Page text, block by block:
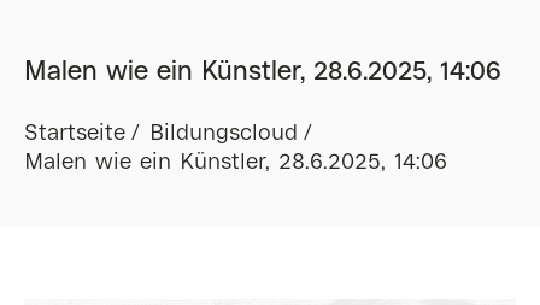
Malen wie ein Künstler, 28.6.2025, 14:06
Startseite
Bildungscloud
Malen wie ein Künstler, 28.6.2025, 14:06